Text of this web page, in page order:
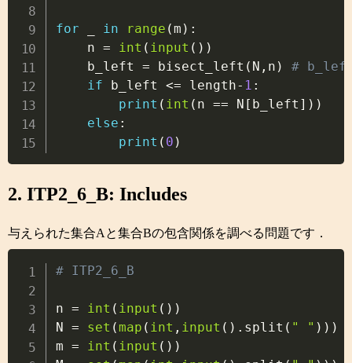
for in range (m ) :
    n
= int ( input ( ) )
    b_left
= bisect_left ( N , n )
# b_left:
if b_left <= length- 1 :
print ( int ( n == N [ b_left ] ) )
else :
print ( 0 )
2. ITP2_6_B: Includes
与えられた集合Aと集合Bの包含関係を調べる問題です．
# ITP2_6_B
n = int ( input ( ) )
N = set (map ( int , input ( ) . split ( " " ) ) )
m = int ( input ( ) )